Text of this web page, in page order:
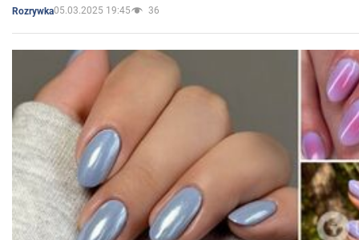
Rozrywka05.03.2025 19:45 36